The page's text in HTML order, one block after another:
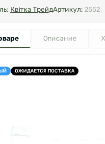
Квітка ТрейдАртикул: 2552
Описание
ОЖИДАЕТСЯ ПОСТАВКА